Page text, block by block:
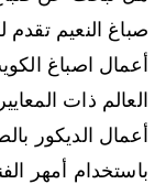
صباغ النعيم تقدم
أعمال اصباغ
العالم ذات
أعمال الديكور
باستخدام أمهر